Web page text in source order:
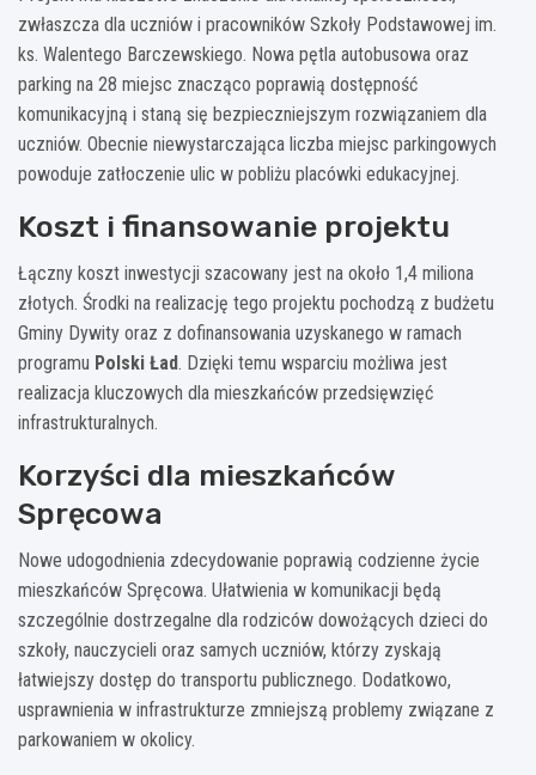
zwłaszcza dla uczniów i pracowników Szkoły Podstawowej im.
ks. Walentego Barczewskiego. Nowa pętla autobusowa oraz
parking na 28 miejsc znacząco poprawią dostępność
komunikacyjną i staną się bezpieczniejszym rozwiązaniem dla
uczniów. Obecnie niewystarczająca liczba miejsc parkingowych
powoduje zatłoczenie ulic w pobliżu placówki edukacyjnej.
Koszt i finansowanie projektu
Łączny koszt inwestycji szacowany jest na około 1,4 miliona
złotych. Środki na realizację tego projektu pochodzą z budżetu
Gminy Dywity oraz z dofinansowania uzyskanego w ramach
programu Polski Ład. Dzięki temu wsparciu możliwa jest
realizacja kluczowych dla mieszkańców przedsięwzięć
infrastrukturalnych.
Korzyści dla mieszkańców
Spręcowa
Nowe udogodnienia zdecydowanie poprawią codzienne życie
mieszkańców Spręcowa. Ułatwienia w komunikacji będą
szczególnie dostrzegalne dla rodziców dowożących dzieci do
szkoły, nauczycieli oraz samych uczniów, którzy zyskają
łatwiejszy dostęp do transportu publicznego. Dodatkowo,
usprawnienia w infrastrukturze zmniejszą problemy związane z
parkowaniem w okolicy.